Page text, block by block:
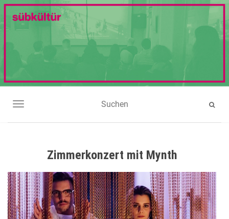
NAVIGATION UMSCHALTEN
Zimmerkonzert mit Mynth